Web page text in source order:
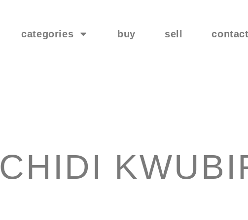
categories buy sell
CHIDI